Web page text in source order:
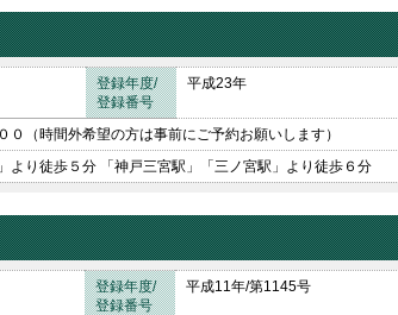
登録年度/
登録番号
平成23年
０（時間外希望の方は事前にご予約お願いします）
より徒歩５分 「神戸三宮駅」「三ノ宮駅」より徒歩６分
登録年度/
登録番号
平成11年/第1145号